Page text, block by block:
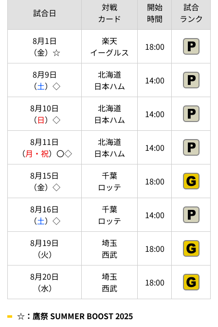
試合日
対戦
カード
開始
時間
試合
ランク
8月1日
（金）☆
楽天
イーグルス
18:00
8月9日
（土）◇
北海道
日本ハム
14:00
8月10日
（日）◇
北海道
日本ハム
14:00
8月11日
（月・祝）〇◇
北海道
日本ハム
14:00
8月15日
（金）◇
千葉
ロッテ
18:00
8月16日
（土）◇
千葉
ロッテ
14:00
8月19日
（火）
埼玉
西武
18:00
8月20日
（水）
埼玉
西武
18:00
☆：鷹祭 SUMMER BOOST 2025